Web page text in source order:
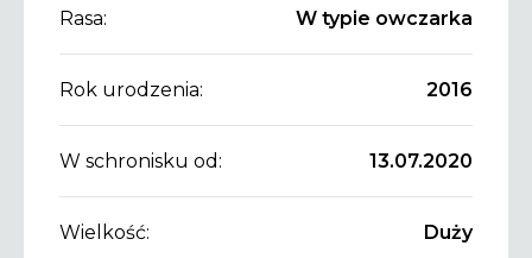
Rasa: W typie owczarka
Rok urodzenia: 2016
W schronisku od: 13.07.2020
Wielkość: Duży